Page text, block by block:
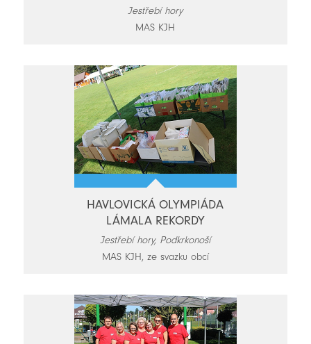
Jestřebí hory
MAS KJH
HAVLOVICKÁ OLYMPIÁDA
LÁMALA REKORDY
Jestřebí hory, Podkrkonoší
MAS KJH, ze svazku obcí